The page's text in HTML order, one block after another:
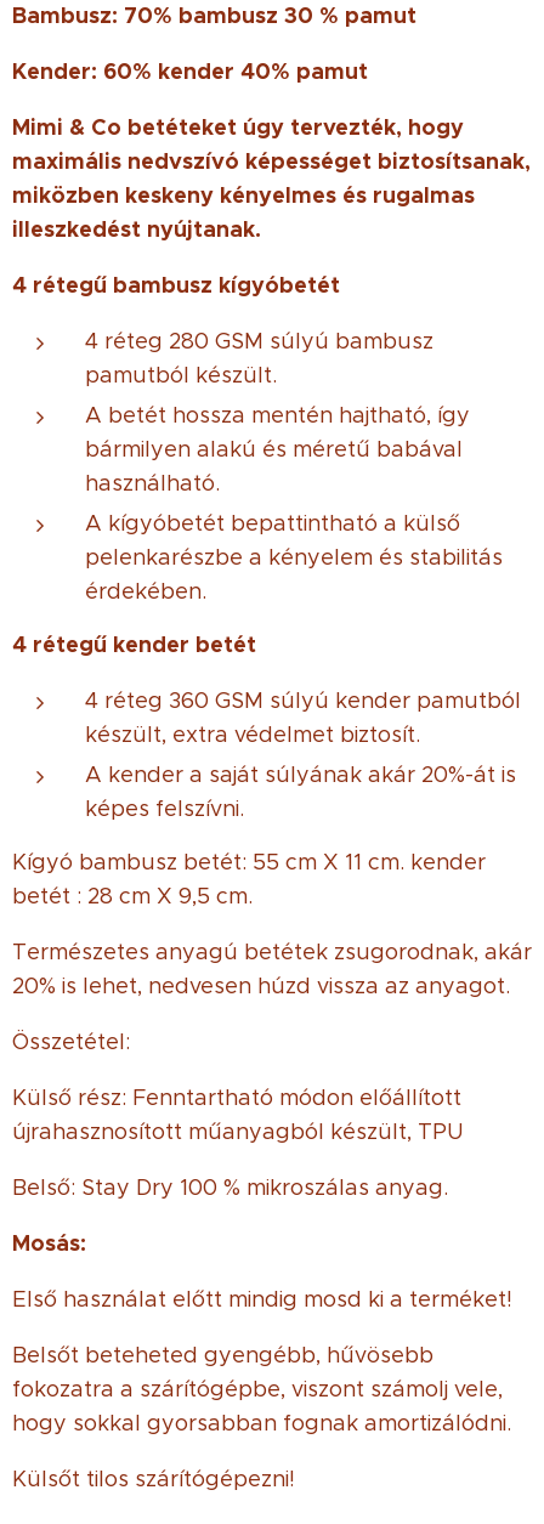
Bambusz: 70% bambusz 30 % pamut
Kender: 60% kender 40% pamut
Mimi & Co betéteket úgy tervezték, hogy
maximális nedvszívó képességet biztosítsanak,
miközben keskeny kényelmes és rugalmas
illeszkedést nyújtanak.
4 rétegű bambusz kígyóbetét
4 réteg 280 GSM súlyú bambusz
pamutból készült.
A betét hossza mentén hajtható, így
bármilyen alakú és méretű babával
használható.
A kígyóbetét bepattintható a külső
pelenkarészbe a kényelem és stabilitás
érdekében.
4 rétegű kender betét
4 réteg 360 GSM súlyú kender pamutból
készült, extra védelmet biztosít.
A kender a saját súlyának akár 20%-át is
képes felszívni.
Kígyó bambusz betét: 55 cm X 11 cm. kender
betét : 28 cm X 9,5 cm.
Természetes anyagú betétek zsugorodnak, akár
20% is lehet, nedvesen húzd vissza az anyagot.
Összetétel:
Külső rész: Fenntartható módon előállított
újrahasznosított műanyagból készült, TPU
Belső: Stay Dry 100 % mikroszálas anyag.
Mosás:
Első használat előtt mindig mosd ki a terméket!
Belsőt beteheted gyengébb, hűvösebb
fokozatra a szárítógépbe, viszont számolj vele,
hogy sokkal gyorsabban fognak amortizálódni.
Külsőt tilos szárítógépezni!